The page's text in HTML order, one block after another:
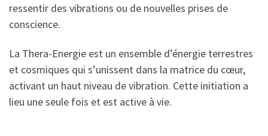
ressentir des vibrations ou de nouvelles prises de
conscience.
La Thera-Energie est un ensemble d’énergie terrestres
et cosmiques qui s’unissent dans la matrice du cœur,
activant un haut niveau de vibration. Cette initiation a
lieu une seule fois et est active à vie.